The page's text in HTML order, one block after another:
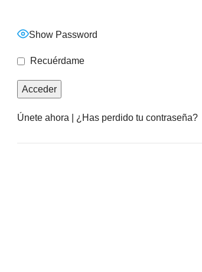
Show Password
Recuérdame
Únete ahora ¿Has perdido tu contraseña?